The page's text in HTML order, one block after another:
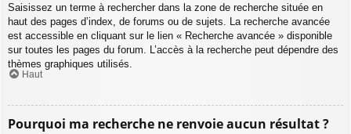
Saisissez un terme à rechercher dans la zone de recherche située en
haut des pages d’index, de forums ou de sujets. La recherche avancée
est accessible en cliquant sur le lien « Recherche avancée » disponible
sur toutes les pages du forum. L’accès à la recherche peut dépendre des
thèmes graphiques utilisés.
Haut
Pourquoi ma recherche ne renvoie aucun résultat ?